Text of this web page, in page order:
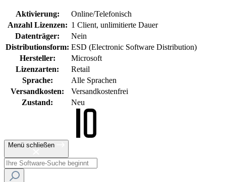
Aktivierung:
Online/Telefonisch
Anzahl Lizenzen: 1 Client, unlimitierte Dauer
Datenträger:
Nein
Distributionsform: ESD (Electronic Software Distribution)
Hersteller:
Microsoft
Lizenzarten:
Retail
Sprache:
Alle Sprachen
Versandkosten:
Versandkostenfrei
Zustand:
Neu
Menü schließen